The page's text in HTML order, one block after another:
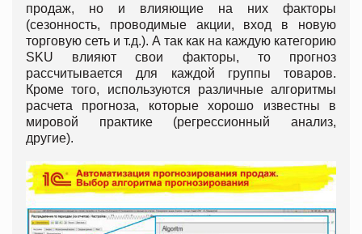
продаж, но и влияющие на них факторы
(сезонность, проводимые акции, вход в новую
торговую сеть и т.д.). А так как на каждую категорию
SKU влияют свои факторы, то прогноз
рассчитывается для каждой группы товаров.
Кроме того, используются различные алгоритмы
расчета прогноза, которые хорошо известны в
мировой практике (регрессионный анализ,
другие).